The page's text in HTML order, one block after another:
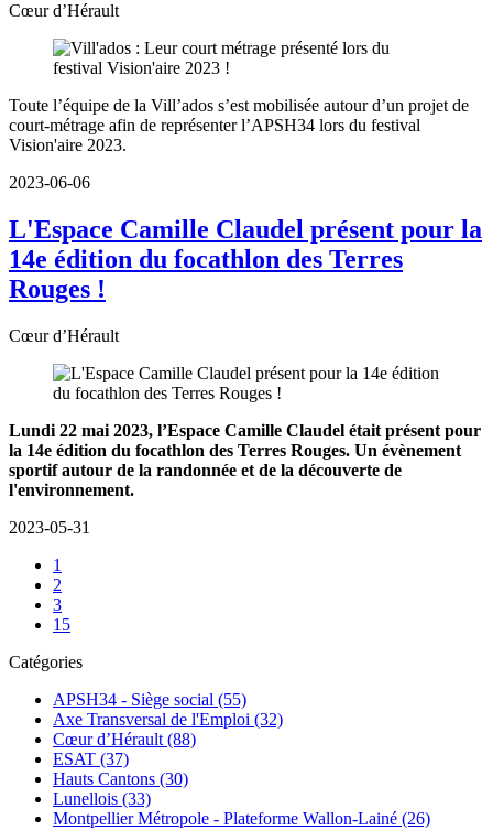
Cœur d’Hérault
Toute l’équipe de la Vill’ados s’est mobilisée autour d’un projet de
court-métrage afin de représenter l’APSH34 lors du festival
Vision'aire 2023.
2023-06-06
L'Espace Camille Claudel présent pour la
14e édition du focathlon des Terres
Rouges !
Cœur d’Hérault
Lundi 22 mai 2023, l’Espace Camille Claudel était présent pour
la 14e édition du focathlon des Terres Rouges. Un évènement
sportif autour de la randonnée et de la découverte de
l'environnement.
2023-05-31
1
2
3
15
Catégories
APSH34 - Siège social (55)
Axe Transversal de l'Emploi (32)
Cœur d’Hérault (88)
ESAT (37)
Hauts Cantons (30)
Lunellois (33)
Montpellier Métropole - Plateforme Wallon-Lainé (26)